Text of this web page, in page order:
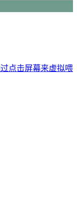
点击屏幕来虚拟喂